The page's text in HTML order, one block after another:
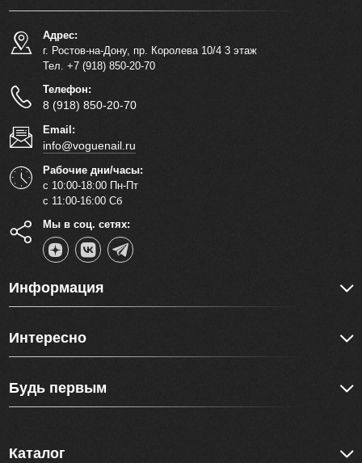
Адрес:
г. Ростов-на-Дону, пр. Королева 10/4 3 этаж
Тел. +7 (918) 850-20-70
Телефон:
8 (918) 850-20-70
Email:
info@voguenail.ru
Рабочие дни/часы:
с 10:00-18:00 Пн-Пт
с 11:00-16:00 Сб
Мы в соц. сетях:
Информация
Интересно
Будь первым
Каталог